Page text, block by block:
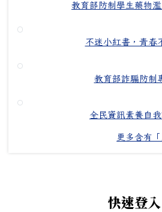
教育部防制學生藥物
不迷小紅書，青春
教育部詐騙防制
全民資訊素養自
更多含有
快速登入